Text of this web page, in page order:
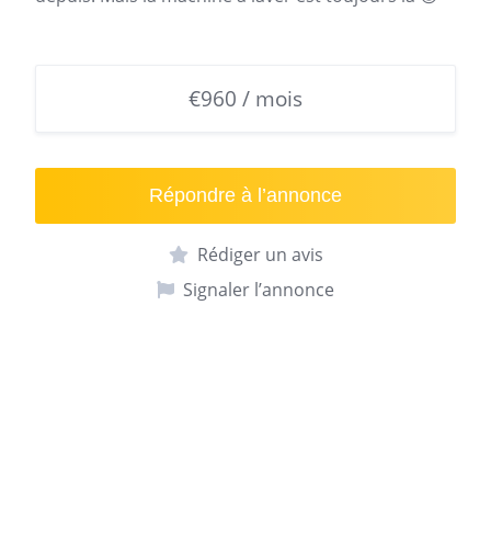
€960 / mois
Répondre à l’annonce
Rédiger un avis
Signaler l’annonce